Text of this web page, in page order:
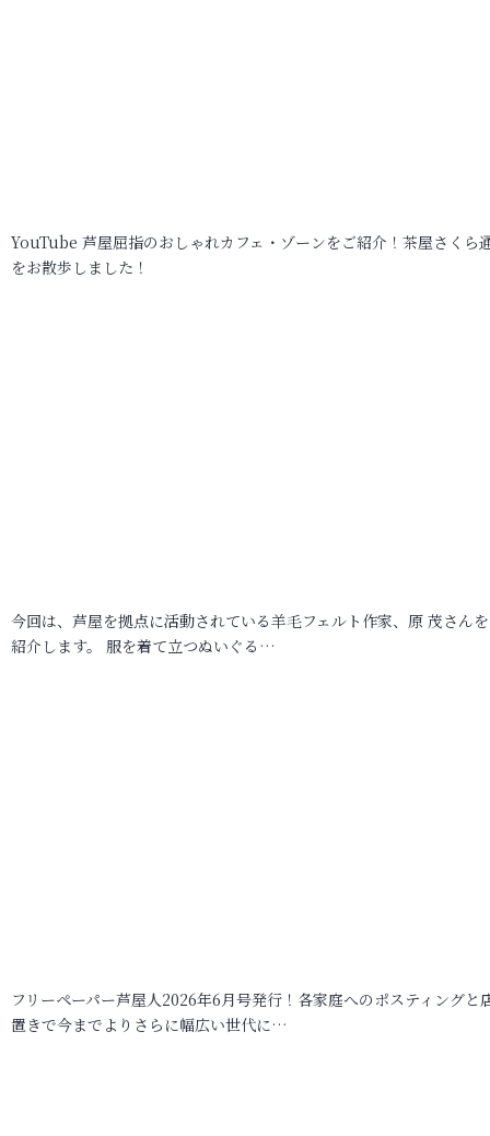
YouTube 芦屋屈指のおしゃれカフェ・ゾーンをご紹介！茶屋さくら
をお散歩しました！
今回は、芦屋を拠点に活動されている羊毛フェルト作家、原 茂さん
紹介します。 服を着て立つぬいぐる…
フリーペーパー芦屋人2026年6月号発行！各家庭へのポスティングと
置きで今までよりさらに幅広い世代に…